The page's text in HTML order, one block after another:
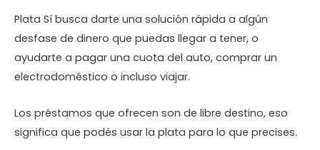
Plata Sí busca darte una solución rápida a algún
desfase de dinero que puedas llegar a tener, o
ayudarte a pagar una cuota del auto, comprar un
electrodoméstico o incluso viajar.
Los préstamos que ofrecen son de libre destino, eso
significa que podés usar la plata para lo que precises.